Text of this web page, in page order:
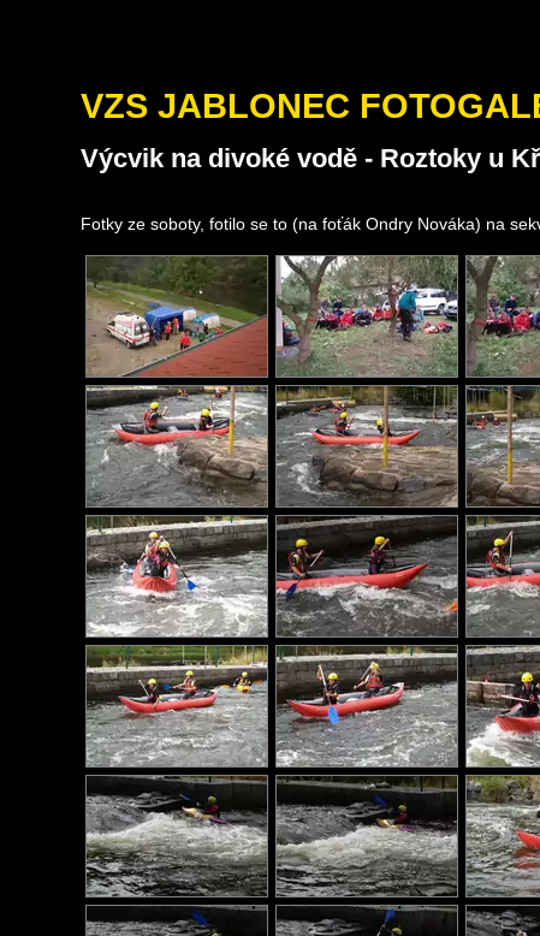
VZS JABLONEC
Výcvik na divoké vodě - Roztoky u
Fotky ze soboty, fotilo se to (na foťák Ondry Nováka) na